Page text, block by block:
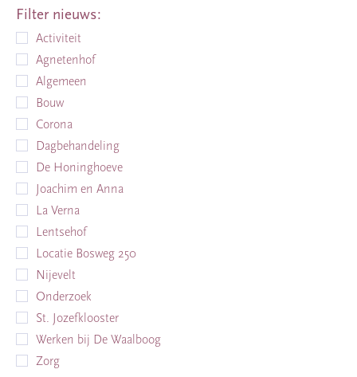
Filter nieuws:
Activiteit
Agnetenhof
Algemeen
Bouw
Corona
Dagbehandeling
De Honinghoeve
Joachim en Anna
La Verna
Lentsehof
Locatie Bosweg 250
Nijevelt
Onderzoek
St. Jozefklooster
Werken bij De Waalboog
Zorg